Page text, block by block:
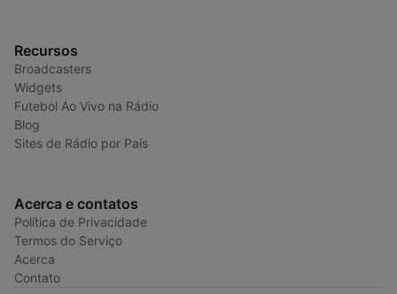
Recursos
Broadcasters
Widgets
Futebol Ao Vivo na Rádio
Blog
Sites de Rádio por País
Acerca e contatos
Política de Privacidade
Termos do Serviço
Acerca
Contato